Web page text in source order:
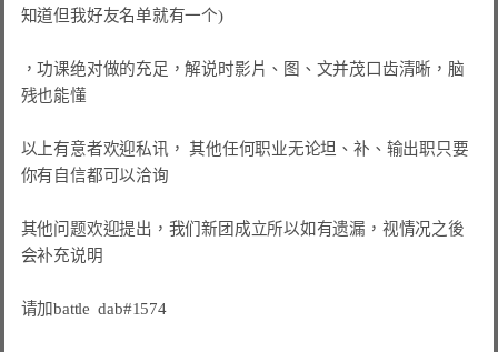
知道但我好友名单就有一个)
，功课绝对做的充足，解说时影片、图、文并茂口齿清晰，脑
残也能懂
以上有意者欢迎私讯， 其他任何职业无论坦、补、输出职只要
你有自信都可以洽询
其他问题欢迎提出，我们新团成立所以如有遗漏，视情况之後
会补充说明
请加battle  dab#1574